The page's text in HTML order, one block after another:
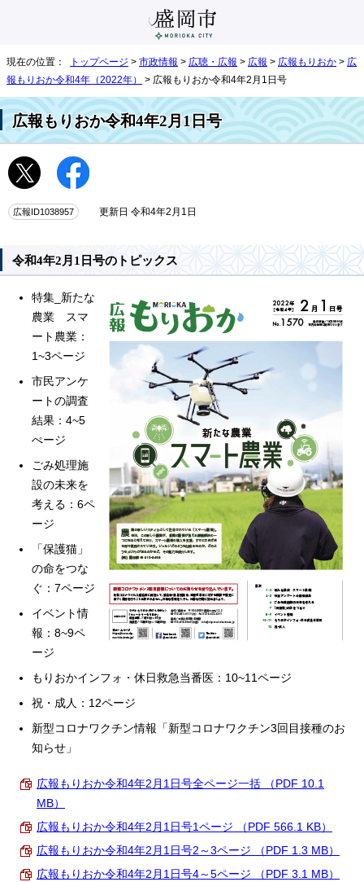
現在の位置： トップページ > 市政情報 > 広聴・広報 > 広報 > 広報もりおか > 広
報もりおか令和4年（2022年）
> 広報もりおか令和4年2月1日号
広報もりおか令和4年2月1日号
広報ID1038957 更新日 令和4年2月1日
令和4年2月1日号のトピックス
特集_新たな
農業 スマ
ート農業：
1~3ページ
市民アンケ
ートの調査
結果：4~5
ぺージ
ごみ処理施
設の未来を
考える：6ペ
ージ
「保護猫」
の命をつな
ぐ：7ページ
イベント情
報：8~9ペ
ージ
もりおかインフォ・休日救急当番医：10~11ページ
祝・成人：12ページ
新型コロナワクチン情報「新型コロナワクチン3回目接種のお
知らせ」
広報もりおか令和4年2月1日号全ページ一括 （PDF 10.1
MB）
広報もりおか令和4年2月1日号1ページ （PDF 566.1 KB）
広報もりおか令和4年2月1日号2～3ページ （PDF 1.3 MB）
広報もりおか令和4年2月1日号4～5ページ （PDF 3.1 MB）